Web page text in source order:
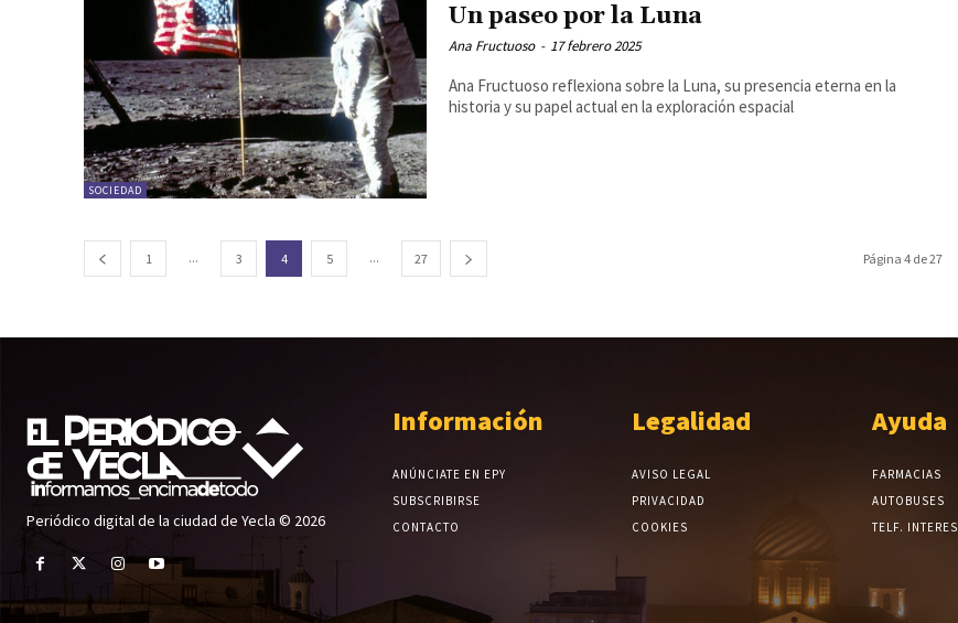
SOCIEDAD
Un paseo por la Luna
Ana Fructuoso - 17 febrero 2025
Ana Fructuoso reflexiona sobre la Luna, su presencia eterna en la
historia y su papel actual en la exploración espacial
1 ... 3 4 5 ... 27 Página 4 de 27
Periódico digital de la ciudad de Yecla © 2026
Información
ANÚNCIATE EN EPY
SUBSCRIBIRSE
CONTACTO
Legalidad
AVISO LEGAL
PRIVACIDAD
COOKIES
Ayuda
FARMACIAS
AUTOBUSES
TELF. INTERES